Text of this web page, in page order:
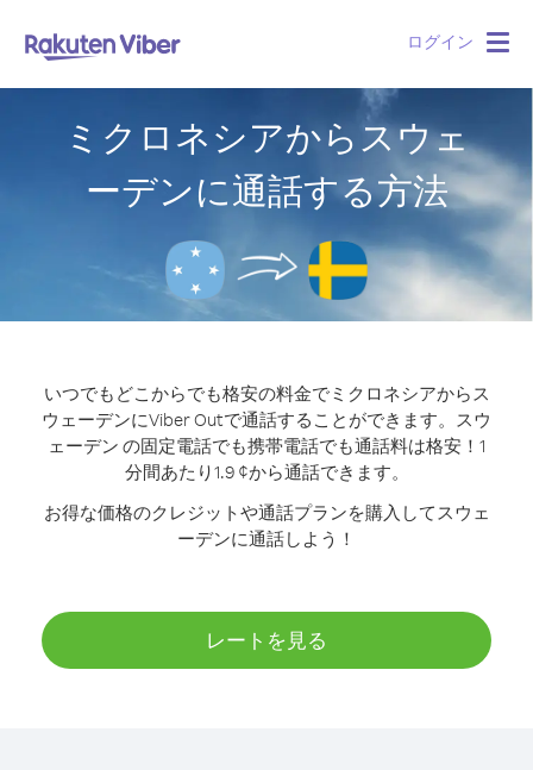
ログイン
ミクロネシアからスウェ
ーデンに通話する方法
いつでもどこからでも格安の料金でミクロネシアからス
ウェーデンにViber Outで通話することができます。 スウ
ェーデン の固定電話でも携帯電話でも通話料は格安！1
分間あたり1.9 ¢から通話できます。
お得な価格のクレジットや通話プランを購入してスウェ
ーデンに通話しよう！
レートを見る